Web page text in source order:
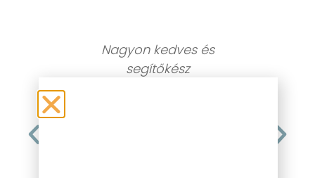
Nagyon kedves és
segítőkész